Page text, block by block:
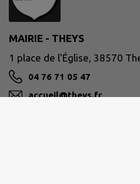
MAIRIE - THEYS
1 place de l'Église, 38570
04 76 71 05 47
accueil@theys.fr